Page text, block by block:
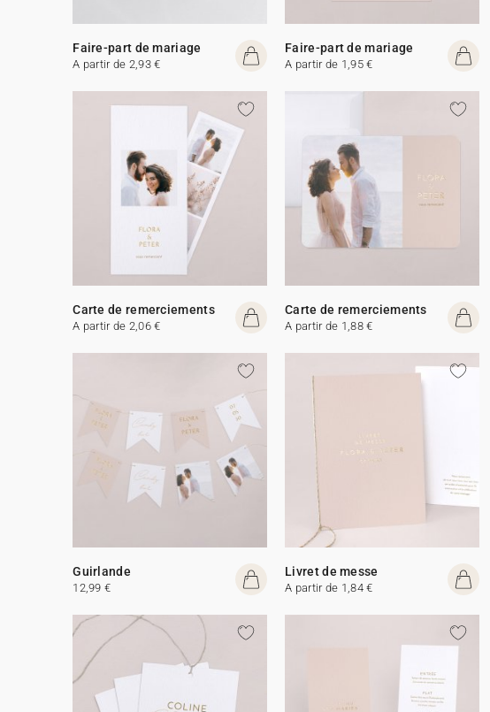
Faire-part de mariage
A partir de 2,93 €
Faire-part de mariage
A partir de 1,95 €
Carte de remerciements
A partir de 2,06 €
Carte de remerciements
A partir de 1,88 €
Guirlande
12,99 €
Livret de messe
A partir de 1,84 €